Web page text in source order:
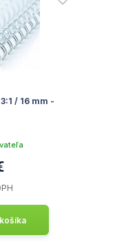
/ 16 mm -